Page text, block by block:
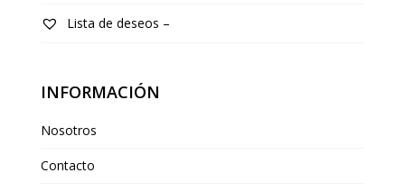
Lista de deseos –
INFORMACIÓN
Nosotros
Contacto